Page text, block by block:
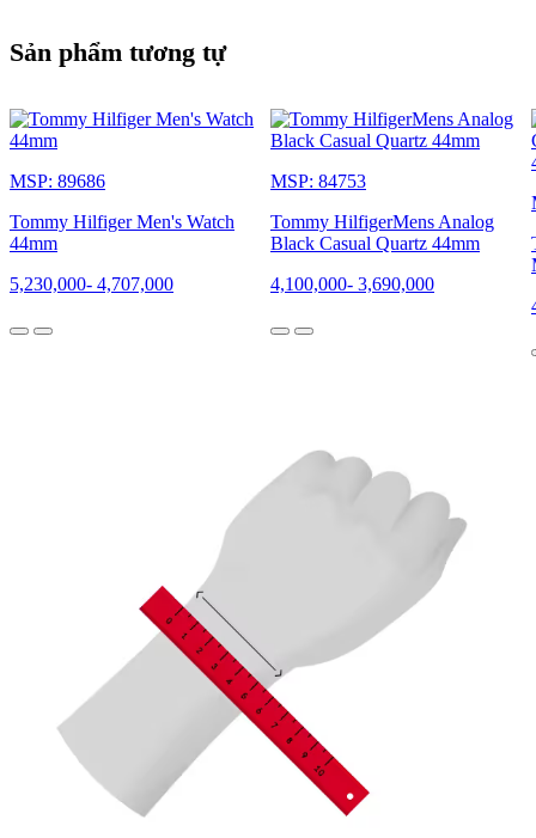
Sản phẩm tương tự
MSP: 89686
Tommy Hilfiger Men's Watch
44mm
5,230,000- 4,707,000
MSP: 84753
Tommy HilfigerMens Analog
Black Casual Quartz 44mm
4,100,000- 3,690,000